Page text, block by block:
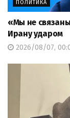
ПОЛИТИКА
«Мы не
Ирану ударом
2026/08/07,